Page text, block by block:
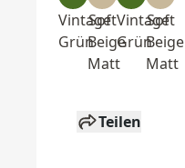
Vintage
Grün
Soft
Beige
Matt
Vintage
Grün
Soft
Beige
Matt
Teilen